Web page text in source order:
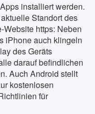
installiert werden.
Standort des
https: Neben
iPhone auch klingeln
des Geräts
darauf befindlichen
Auch Android stellt
kostenlosen
für